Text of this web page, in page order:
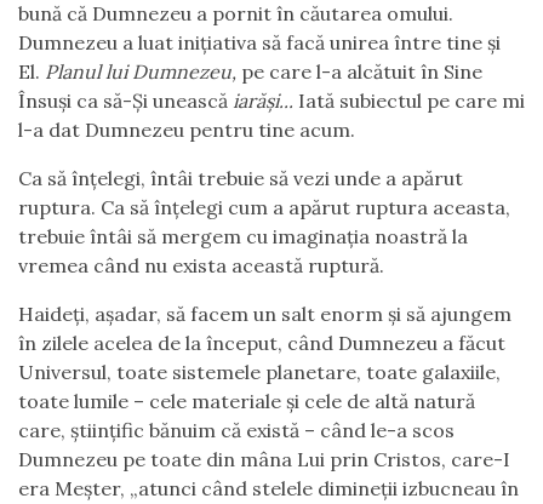
bună că Dumnezeu a pornit în căutarea omului.
Dumnezeu a luat inițiativa să facă unirea între tine și
El. Planul lui Dumnezeu, pe care l-a alcătuit în Sine
Însuși ca să-Și unească iarăși... Iată subiectul pe care mi
l-a dat Dumnezeu pentru tine acum.
Ca să înțelegi, întâi trebuie să vezi unde a apărut
ruptura. Ca să înțelegi cum a apărut ruptura aceasta,
trebuie întâi să mergem cu imaginația noastră la
vremea când nu exista această ruptură.
Haideți, așadar, să facem un salt enorm și să ajungem
în zilele acelea de la început, când Dumnezeu a făcut
Universul, toate sistemele planetare, toate galaxiile,
toate lumile – cele materiale și cele de altă natură
care, științific bănuim că există – când le-a scos
Dumnezeu pe toate din mâna Lui prin Cristos, care-I
era Meșter, „atunci când stelele dimineții izbucneau în